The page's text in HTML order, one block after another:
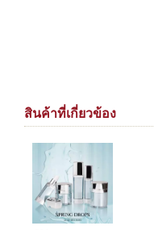
สินค้าที่เกี่ยวข้อง